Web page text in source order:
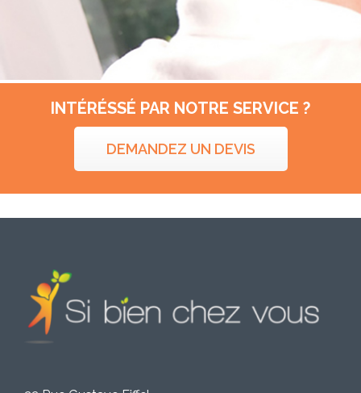
INTÉRÉSSÉ PAR NOTRE SERVICE ?
DEMANDEZ UN DEVIS